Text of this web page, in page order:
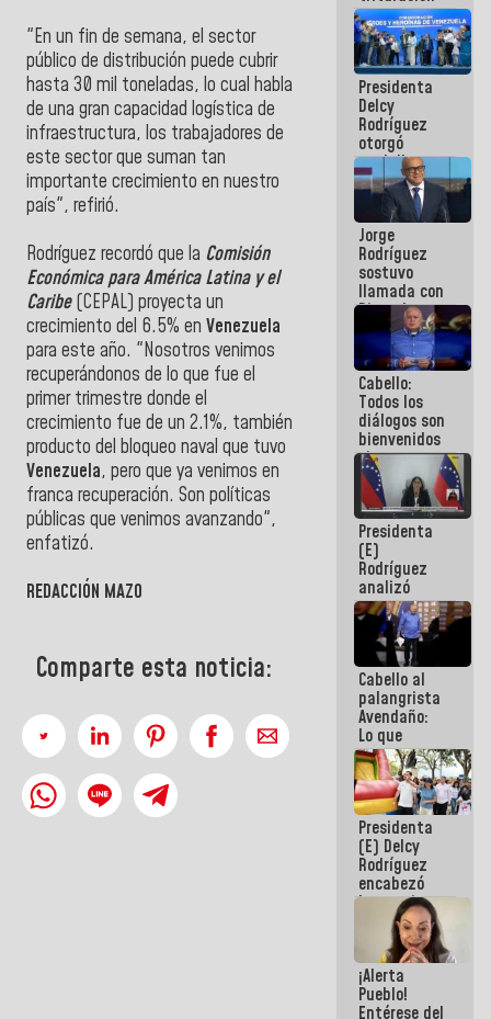
"En un fin de semana, el sector
público de distribución puede cubrir
hasta 30 mil toneladas, lo cual habla
de una gran capacidad logística de
infraestructura, los trabajadores de
este sector que suman tan
importante crecimiento en nuestro
país", refirió.
Rodríguez recordó que la Comisión
Económica para América Latina y el
Caribe(CEPAL) proyecta un
crecimiento del 6.5% en Venezuela
para este año. "Nosotros venimos
recuperándonos de lo que fue el
primer trimestre donde el
crecimiento fue de un 2.1%, también
producto del bloqueo naval que tuvo
Venezuela, pero que ya venimos en
franca recuperación. Son políticas
públicas que venimos avanzando",
enfatizó.
REDACCIÓN MAZO
Comparte esta noticia:
para
optimizar
manejo de
escombros
en La Guaira
Presidenta
Delcy
Rodríguez
otorgó
medalla
"Héroe de
Venezuela"
a servidores
públicos
Jorge
Rodríguez
sostuvo
llamada con
Dinorah
Figuera y
acuerdan
primer
encuentro
presencial
para el
diálogo
Cabello:
Todos los
diálogos son
bienvenidos
siempre que
estén en el
marco de la
Constitución
de la
República
Presidenta
(E)
Rodríguez
analizó
junto a
gobernadores
planes de
recuperación
del Sistema
Eléctrico
Nacional
Cabello al
palangrista
Avendaño:
Lo que
vayas a
escribir
hazlo hoy
por que no
sabemos si
la semana
que viene
hay
programa
Presidenta
(E) Delcy
Rodríguez
encabezó
lanzamiento
del Plan
Nacional de
Recreación
Vacacional
¡Alerta
Pueblo!
Entérese del